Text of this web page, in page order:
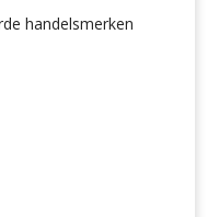
handelsmerken